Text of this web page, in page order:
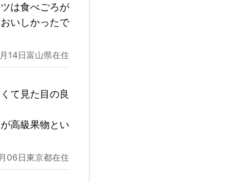
は食べごろが
いしかったで
14日富山県在住
て見た目の良
高級果物とい
06日東京都在住